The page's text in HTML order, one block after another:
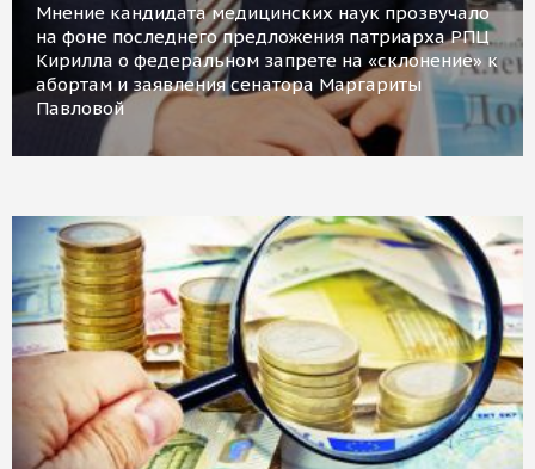
Мнение кандидата медицинских наук прозвучало
на фоне последнего предложения патриарха РПЦ
Кирилла о федеральном запрете на «склонение» к
абортам и заявления сенатора Маргариты
Павловой